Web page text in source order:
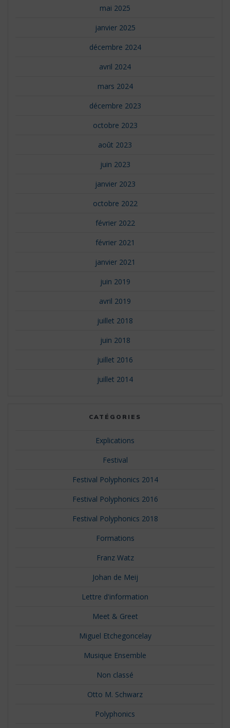
mai 2025
janvier 2025
décembre 2024
avril 2024
mars 2024
décembre 2023
octobre 2023
août 2023
juin 2023
janvier 2023
octobre 2022
février 2022
février 2021
janvier 2021
juin 2019
avril 2019
juillet 2018
juin 2018
juillet 2016
juillet 2014
CATÉGORIES
Explications
Festival
Festival Polyphonics 2014
Festival Polyphonics 2016
Festival Polyphonics 2018
Formations
Franz Watz
Johan de Meij
Lettre d'information
Meet & Greet
Miguel Etchegoncelay
Musique Ensemble
Non classé
Otto M. Schwarz
Polyphonics